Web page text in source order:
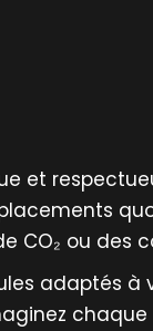
et
CO₂ ou des
adaptés